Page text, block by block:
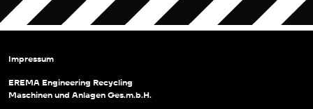
Impressum
EREMA Engineering Recycling
Maschinen und Anlagen Ges.m.b.H.